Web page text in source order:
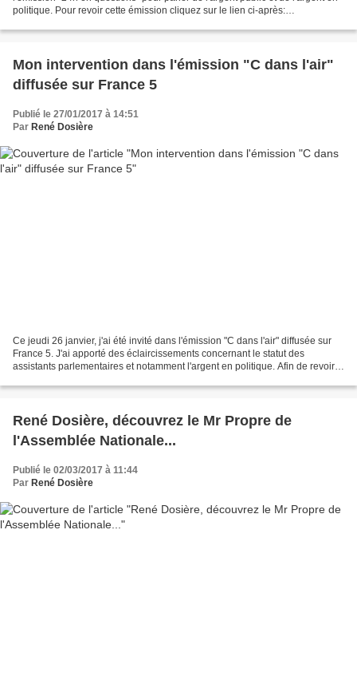
politique. Pour revoir cette émission cliquez sur le lien ci-après:
Mon intervention dans l'émission "C dans l'air"
diffusée sur France 5
Publié le 27/01/2017 à 14:51
Par René Dosière
Ce jeudi 26 janvier, j'ai été invité dans l'émission "C dans l'air" diffusée sur
France 5. J'ai apporté des éclaircissements concernant le statut des
assistants parlementaires et notamment l'argent en politique. Afin de revoir
René Dosière, découvrez le Mr Propre de
l'Assemblée Nationale...
Publié le 02/03/2017 à 11:44
Par René Dosière